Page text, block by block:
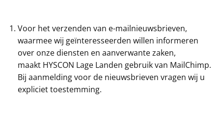
Voor het verzenden van e-mailnieuwsbrieven,
waarmee wij geïnteresseerden willen informeren
over onze diensten en aanverwante zaken,
maakt HYSCON Lage Landen gebruik van MailChimp.
Bij aanmelding voor de nieuwsbrieven vragen wij u
expliciet toestemming.